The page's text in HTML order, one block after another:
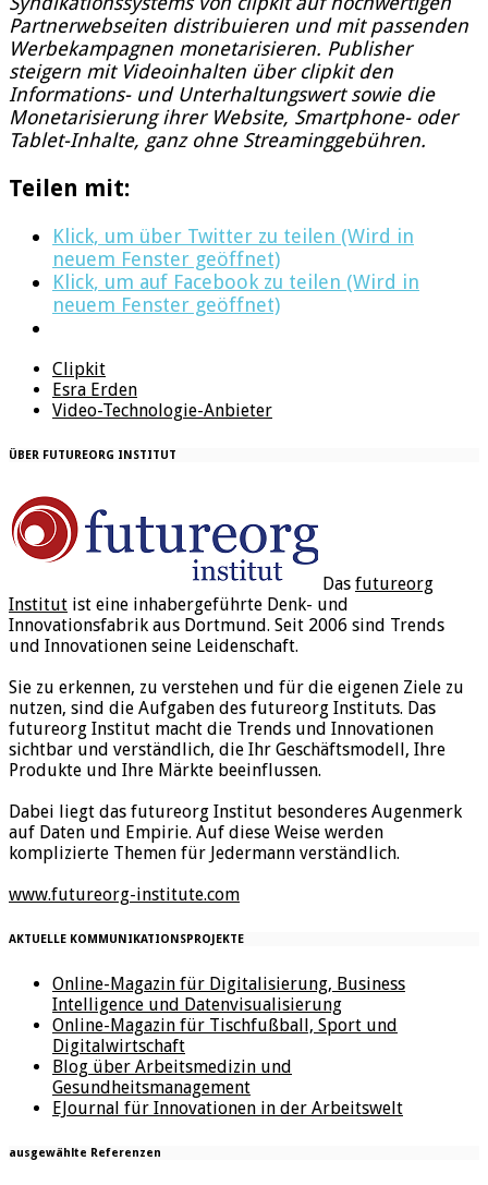
Partnerwebseiten distribuieren und mit passenden
Werbekampagnen monetarisieren. Publisher
steigern mit Videoinhalten über clipkit den
Informations- und Unterhaltungswert sowie die
Monetarisierung ihrer Website, Smartphone- oder
Tablet-Inhalte, ganz ohne Streaminggebühren.
Teilen mit:
Klick, um über Twitter zu teilen (Wird in
neuem Fenster geöffnet)
Klick, um auf Facebook zu teilen (Wird in
neuem Fenster geöffnet)
Clipkit
Esra Erden
Video-Technologie-Anbieter
ÜBER FUTUREORG INSTITUT
Das futureorg
Institut ist eine inhabergeführte Denk- und
Innovationsfabrik aus Dortmund. Seit 2006 sind Trends
und Innovationen seine Leidenschaft.
Sie zu erkennen, zu verstehen und für die eigenen Ziele zu
nutzen, sind die Aufgaben des futureorg Instituts. Das
futureorg Institut macht die Trends und Innovationen
sichtbar und verständlich, die Ihr Geschäftsmodell, Ihre
Produkte und Ihre Märkte beeinflussen.
Dabei liegt das futureorg Institut besonderes Augenmerk
auf Daten und Empirie. Auf diese Weise werden
komplizierte Themen für Jedermann verständlich.
www.futureorg-institute.com
AKTUELLE KOMMUNIKATIONSPROJEKTE
Online-Magazin für Digitalisierung, Business
Intelligence und Datenvisualisierung
Online-Magazin für Tischfußball, Sport und
Digitalwirtschaft
Blog über Arbeitsmedizin und
Gesundheitsmanagement
EJournal für Innovationen in der Arbeitswelt
ausgewählte Referenzen